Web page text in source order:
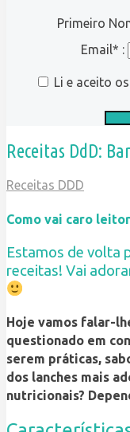
Primeiro
Email* :
Li e aceito
Receitas DdD:
Receitas DDD
Como vai caro
Estamos de volta
receitas! Vai
Hoje vamos falar-
questionado em
serem práticas,
dos lanches mais
nutricionais?